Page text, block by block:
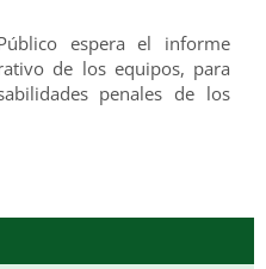
espera el informe
de los equipos, para
penales de los